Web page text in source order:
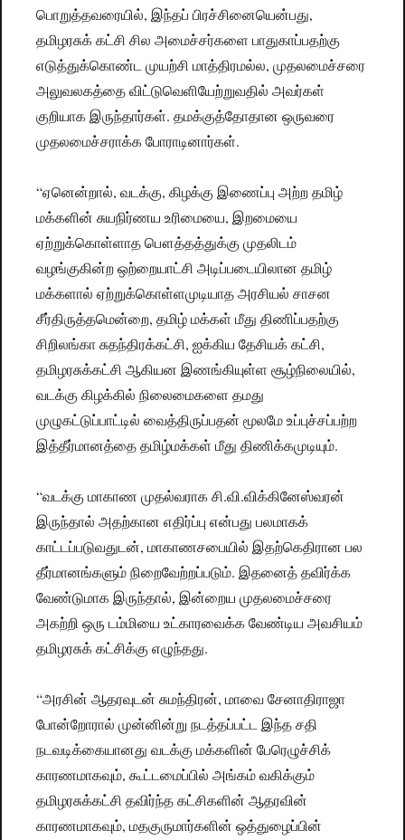
பொறுத்தவரையில், இந்தப் பிரச்சினையென்பது,
தமிழரசுக் கட்சி சில அமைச்சர்களை பாதுகாப்பதற்கு
எடுத்துக்கொண்ட முயற்சி மாத்திரமல்ல, முதலமைச்சரை
அலுவலகத்தை விட்டுவெளியேற்றுவதில் அவர்கள்
குறியாக இருந்தார்கள். தமக்குத்தோதான ஒருவரை
முதலமைச்சராக்க போராடினார்கள்.
“ஏனென்றால், வடக்கு, கிழக்கு இணைப்பு அற்ற தமிழ்
மக்களின் சுயநிர்ணய உரிமையை, இறமையை
ஏற்றுக்கொள்ளாத பௌத்தத்துக்கு முதலிடம்
வழங்குகின்ற ஒற்றையாட்சி அடிப்படையிலான தமிழ்
மக்களால் ஏற்றுக்கொள்ளமுடியாத அரசியல் சாசன
சீர்திருத்தமென்றை, தமிழ் மக்கள் மீது திணிப்பதற்கு
சிறிலங்கா சுதந்திரக்கட்சி, ஐக்கிய தேசியக் கட்சி,
தமிழரசுக்கட்சி ஆகியன இணங்கியுள்ள சூழ்நிலையில்,
வடக்கு கிழக்கில் நிலைமைகளை தமது
முழுகட்டுப்பாட்டில் வைத்திருப்பதன் மூலமே உப்புச்சப்பற்ற
இத்தீர்மானத்தை தமிழ்மக்கள் மீது திணிக்கமுடியும்.
“வடக்கு மாகாண முதல்வராக சி.வி.விக்கினேஸ்வரன்
இருந்தால் அதற்கான எதிர்ப்பு என்பது பலமாகக்
காட்டப்படுவதுடன், மாகாணசபையில் இதற்கெதிரான பல
தீர்மானங்களும் நிறைவேற்றப்படும். இதனைத் தவிர்க்க
வேண்டுமாக இருந்தால், இன்றைய முதலமைச்சரை
அகற்றி ஒரு டம்மியை உட்காரவைக்க வேண்டிய அவசியம்
தமிழரசுக் கட்சிக்கு எழுந்தது.
“அரசின் ஆதரவுடன் சுமந்திரன், மாவை சேனாதிராஜா
போன்றோரால் முன்னின்று நடத்தப்பட்ட இந்த சதி
நடவடிக்கையானது வடக்கு மக்களின் பேரெழுச்சிக்
காரணமாகவும், கூட்டமைப்பில் அங்கம் வகிக்கும்
தமிழரசுக்கட்சி தவிர்ந்த கட்சிகளின் ஆதரவின்
காரணமாகவும், மதகுருமார்களின் ஒத்துழைப்பின்